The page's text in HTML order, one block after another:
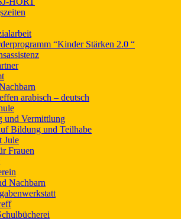
“Kinder Stärken 2.0 “
arabisch – deutsch
und Vermittlung
Bildung und Teilhabe
Jule
Frauen
Nachbarn